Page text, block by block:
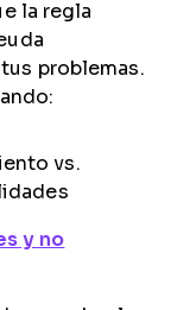
la regla
problemas.
vs.
y no